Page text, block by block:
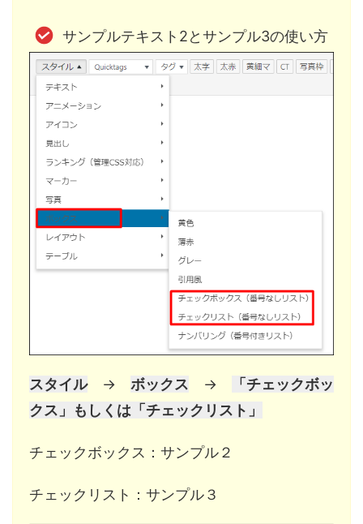
サンプルテキスト2とサンプル3の使い方
スタイル→ ボックス →
「チェックボッ
クス」もしくは「チェックリスト」
チェックボックス：サンプル２
チェックリスト：サンプル３